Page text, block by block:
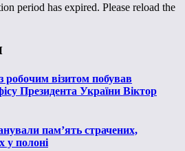
period has expired. Please reload the
робочим візитом побував
Президента України Віктор
пам’ять страчених,
у полоні